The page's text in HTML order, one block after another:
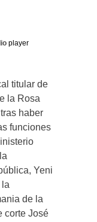
player
titular de
la Rosa
haber
funciones
Yeni
de la
corte José